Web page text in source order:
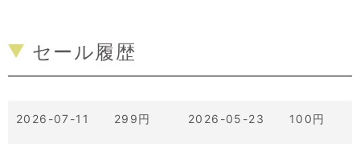
セール履歴
2026-07-11 299円 2026-05-23 100円